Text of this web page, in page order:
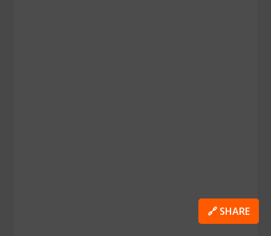
🔗 SHARE